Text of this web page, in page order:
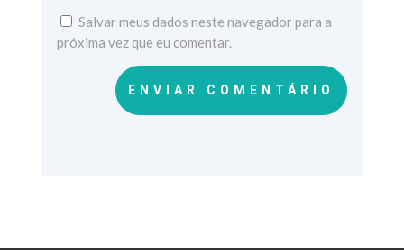
Salvar meus dados neste navegador para a
próxima vez que eu comentar.
ENVIAR COMENTÁRIO